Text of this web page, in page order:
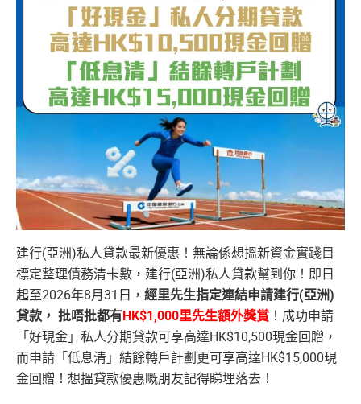
建行(亞洲)私人貸款最新優惠！無論係想搵新資金實踐目
標定整理債務清卡數，建行(亞洲)私人貸款幫到你！即日
起至2026年8月31日， 經里先生指定連結申請建行(亞洲)
貸款， 批唔批都有HK$1,000里先生額外獎賞 ！成功申請
「好現金」私人分期貸款可享高達HK$10,500現金回贈，
而申請「低息清」結餘轉戶計劃更可享高達HK$15,000現
金回贈！想搵貸款優惠嘅朋友記得睇埋落去！